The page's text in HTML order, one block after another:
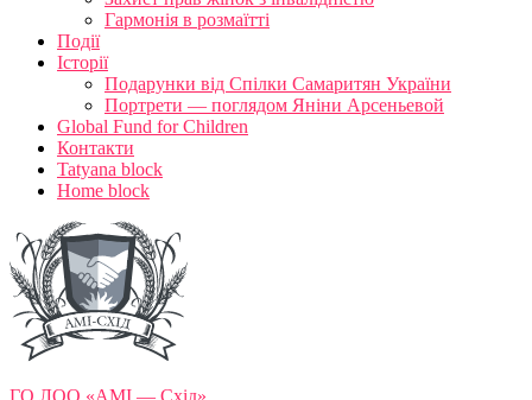
Гармонія в розмаїтті
Події
Історії
Подарунки від Спілки Самаритян України
Портрети — поглядом Яніни Арсеньевой
Global Fund for Children
Контакти
Tatyana block
Home block
ГО ЛОО «АМІ — Схід»